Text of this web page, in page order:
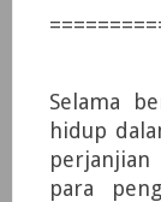
Selama
hidup
para